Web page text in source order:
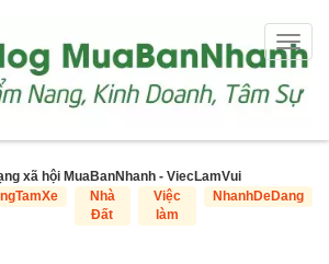
xã hội MuaBanNhanh - ViecLamVui
Nhà
Đất
Việc
làm
NhanhDeDang